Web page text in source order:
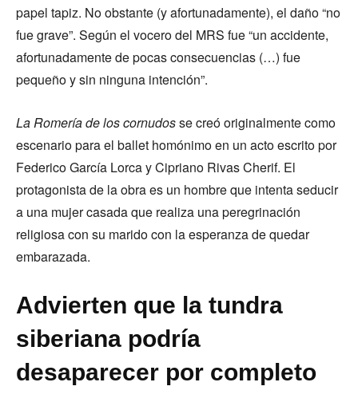
papel tapiz. No obstante (y afortunadamente), el daño “no
fue grave”. Según el vocero del MRS fue “un accidente,
afortunadamente de pocas consecuencias (…) fue
pequeño y sin ninguna intención”.
La Romería de los cornudosse creó originalmente como
escenario para el ballet homónimo en un acto escrito por
Federico García Lorca y Cipriano Rivas Cherif. El
protagonista de la obra es un hombre que intenta seducir
a una mujer casada que realiza una peregrinación
religiosa con su marido con la esperanza de quedar
embarazada.
Advierten que la tundra
siberiana podría
desaparecer por completo